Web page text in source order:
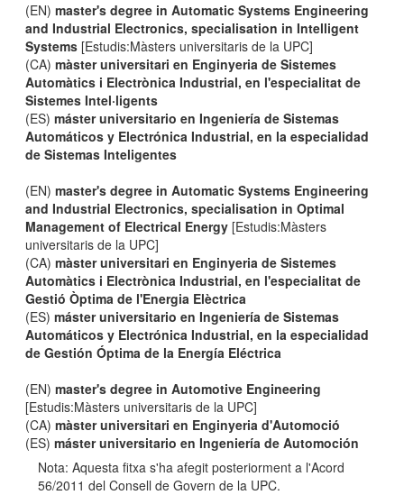
(EN)master's degree in Automatic Systems Engineering
and Industrial Electronics, specialisation in Intelligent
Systems [Estudis:Màsters universitaris de la UPC]
(CA)màster universitari en Enginyeria de Sistemes
Automàtics i Electrònica Industrial, en l'especialitat de
Sistemes Intel·ligents
(ES)máster universitario en Ingeniería de Sistemas
Automáticos y Electrónica Industrial, en la especialidad
de Sistemas Inteligentes
(EN)master's degree in Automatic Systems Engineering
and Industrial Electronics, specialisation in Optimal
Management of Electrical Energy [Estudis:Màsters
universitaris de la UPC]
(CA)màster universitari en Enginyeria de Sistemes
Automàtics i Electrònica Industrial, en l'especialitat de
Gestió Òptima de l'Energia Elèctrica
(ES)máster universitario en Ingeniería de Sistemas
Automáticos y Electrónica Industrial, en la especialidad
de Gestión Óptima de la Energía Eléctrica
(EN)master's degree in Automotive Engineering
[Estudis:Màsters universitaris de la UPC]
(CA)màster universitari en Enginyeria d'Automoció
(ES)máster universitario en Ingeniería de Automoción
Nota: Aquesta fitxa s'ha afegit posteriorment a l'Acord
56/2011 del Consell de Govern de la UPC.